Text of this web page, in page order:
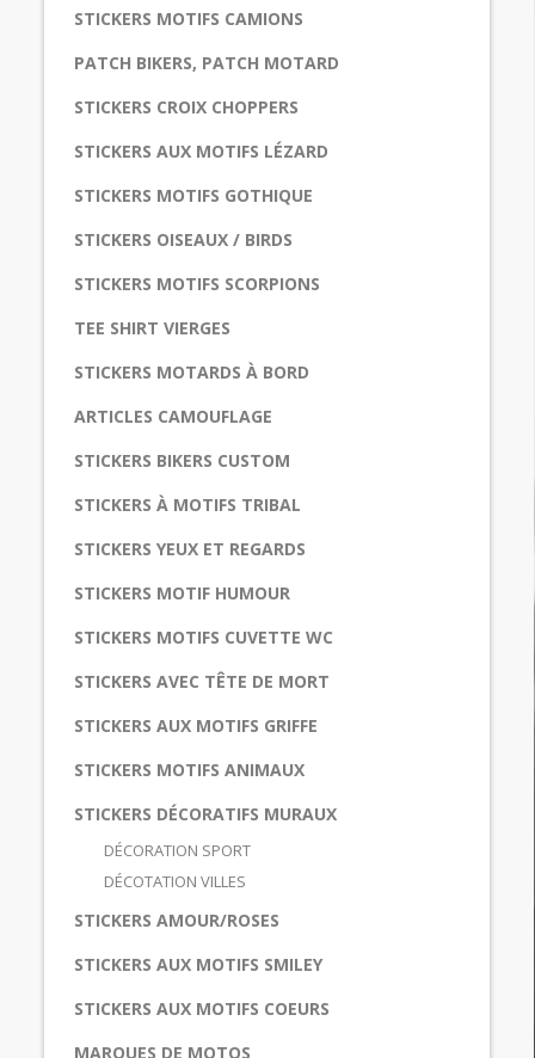
STICKERS MOTIFS CAMIONS
PATCH BIKERS, PATCH MOTARD
STICKERS CROIX CHOPPERS
STICKERS AUX MOTIFS LÉZARD
STICKERS MOTIFS GOTHIQUE
STICKERS OISEAUX / BIRDS
STICKERS MOTIFS SCORPIONS
TEE SHIRT VIERGES
STICKERS MOTARDS À BORD
ARTICLES CAMOUFLAGE
STICKERS BIKERS CUSTOM
STICKERS À MOTIFS TRIBAL
STICKERS YEUX ET REGARDS
STICKERS MOTIF HUMOUR
STICKERS MOTIFS CUVETTE WC
STICKERS AVEC TÊTE DE MORT
STICKERS AUX MOTIFS GRIFFE
STICKERS MOTIFS ANIMAUX
STICKERS DÉCORATIFS MURAUX
DÉCORATION SPORT
DÉCOTATION VILLES
STICKERS AMOUR/ROSES
STICKERS AUX MOTIFS SMILEY
STICKERS AUX MOTIFS COEURS
MARQUES DE MOTOS